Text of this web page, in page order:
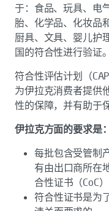
于：食品、玩具、电
胎、化学品、化妆品
厨具、文具、婴儿护
国的符合性进行验证。
符合性评估计划（
为伊拉克消费者提供
性的保障，并有助于
伊拉克方面的要求是：
每批包含受管制
有由出口商所在
合性证书（CoC
符合性证书是为